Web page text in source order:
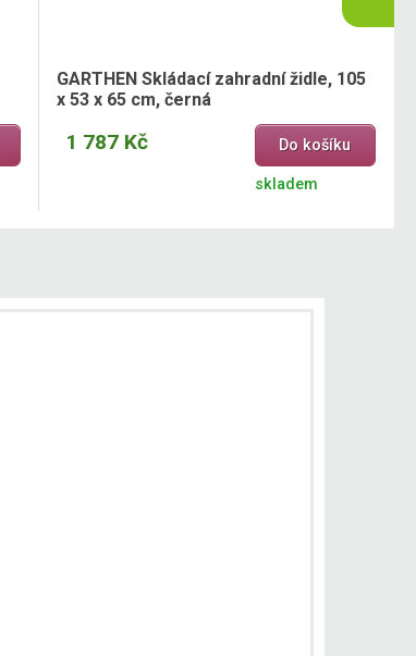
GARTHEN Skládací zahradní židle, 105
x 53 x 65 cm, černá
1 787 Kč Do košíku
skladem